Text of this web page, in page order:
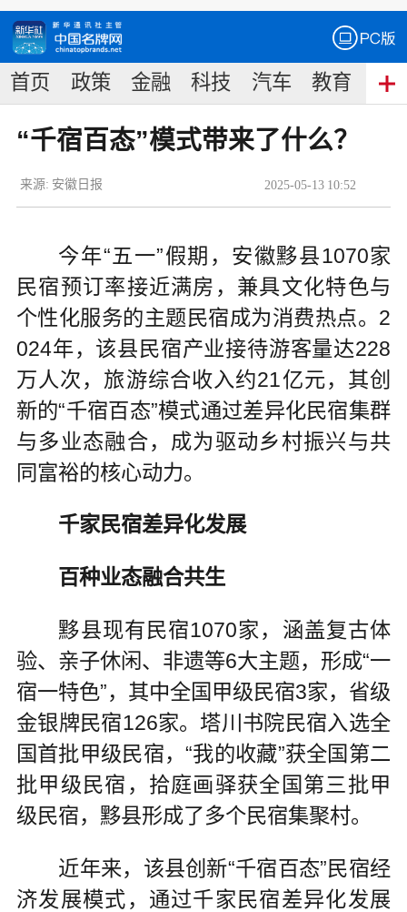
首页 政策 金融 科技 汽车 教育 食
“千宿百态”模式带来了什么？
2025-05-13 10:52
来源: 安徽日报
今年“五一”假期，安徽黟县1070家
民宿预订率接近满房，兼具文化特色与
个性化服务的主题民宿成为消费热点。2
024年，该县民宿产业接待游客量达228
万人次，旅游综合收入约21亿元，其创
新的“千宿百态”模式通过差异化民宿集群
与多业态融合，成为驱动乡村振兴与共
同富裕的核心动力。
千家民宿差异化发展
百种业态融合共生
黟县现有民宿1070家，涵盖复古体
验、亲子休闲、非遗等6大主题，形成“一
宿一特色”，其中全国甲级民宿3家，省级
金银牌民宿126家。塔川书院民宿入选全
国首批甲级民宿，“我的收藏”获全国第二
批甲级民宿，拾庭画驿获全国第三批甲
级民宿，黟县形成了多个民宿集聚村。
近年来，该县创新“千宿百态”民宿经
济发展模式，通过千家民宿差异化发展